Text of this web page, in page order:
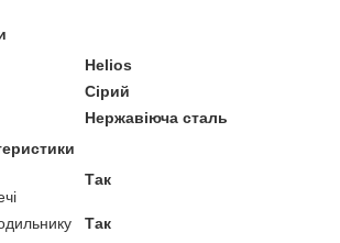
Helios
Сірий
Нержавіюча сталь
Так
Так